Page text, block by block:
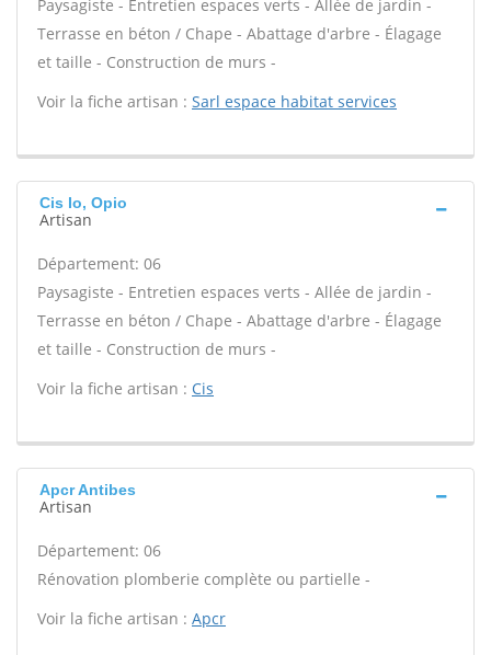
Paysagiste - Entretien espaces verts - Allée de jardin -
Terrasse en béton / Chape - Abattage d'arbre - Élagage
et taille - Construction de murs -
Voir la fiche artisan : Sarl espace habitat services
Cis Io, Opio
Artisan
Département: 06
Paysagiste - Entretien espaces verts - Allée de jardin -
Terrasse en béton / Chape - Abattage d'arbre - Élagage
et taille - Construction de murs -
Voir la fiche artisan : Cis
Apcr Antibes
Artisan
Département: 06
Rénovation plomberie complète ou partielle -
Voir la fiche artisan : Apcr